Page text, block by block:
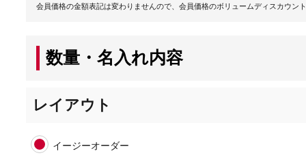
会員価格の金額表記は変わりませんので、会員価格のボリュームディスカウン
数量・名入れ内容
レイアウト
イージーオーダー